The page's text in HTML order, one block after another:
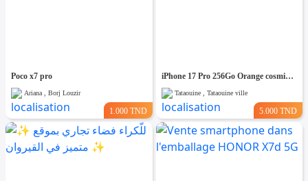
Poco x7 pro
Ariana , Borj Louzir
1.000 TND
iPhone 17 Pro 256Go Orange cosmique
Tataouine , Tataouine ville
5.000 TND